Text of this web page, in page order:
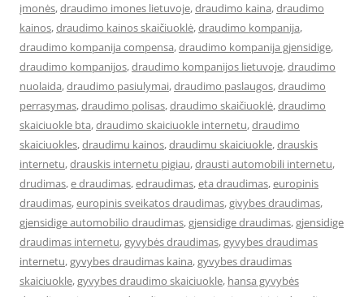
įmonės,draudimo imones lietuvoje,draudimo kaina,draudimo
kainos,draudimo kainos skaičiuoklė,draudimo kompanija,
draudimo kompanija compensa,draudimo kompanija gjensidige,
draudimo kompanijos,draudimo kompanijos lietuvoje,draudimo
nuolaida,draudimo pasiulymai,draudimo paslaugos,draudimo
perrasymas,draudimo polisas,draudimo skaičiuoklė,draudimo
skaiciuokle bta,draudimo skaiciuokle internetu,draudimo
skaiciuokles,draudimu kainos,draudimu skaiciuokle,drauskis
internetu,drauskis internetu pigiau,drausti automobili internetu,
drudimas,e draudimas,edraudimas,eta draudimas,europinis
draudimas,europinis sveikatos draudimas,givybes draudimas,
gjensidige automobilio draudimas,gjensidige draudimas,gjensidige
draudimas internetu,gyvybės draudimas,gyvybes draudimas
internetu,gyvybes draudimas kaina,gyvybes draudimas
skaiciuokle,gyvybes draudimo skaiciuokle, hansa gyvybės